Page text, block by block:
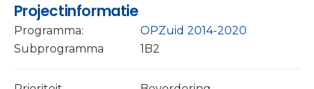
Projectinformatie
Programma:
OPZuid 2014-2020
Subprogramma
1B2